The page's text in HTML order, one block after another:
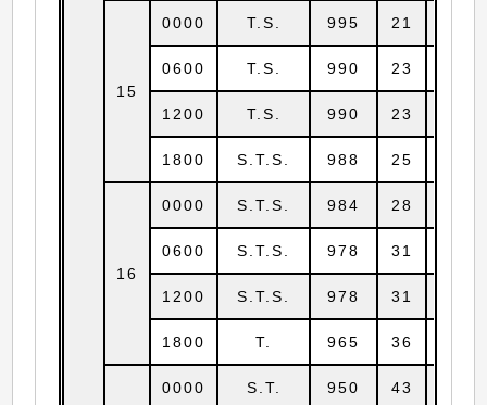
15
0000 T.S. 995 21
0600 T.S. 990 23
1200 T.S. 990 23
1800 S.T.S. 988 25
16
0000 S.T.S. 984 28
0600 S.T.S. 978 31
1200 S.T.S. 978 31
1800 T. 965 36
0000 S.T. 950 43